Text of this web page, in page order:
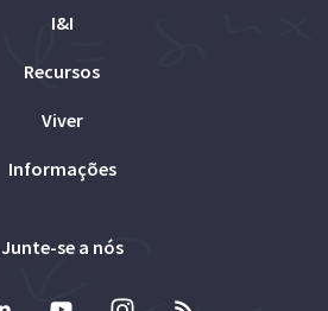
I&I
Recursos
Viver
Informações
Junte-se a nós